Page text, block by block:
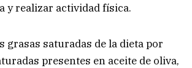
y realizar actividad física.
grasas saturadas de la dieta por
presentes en aceite de oliva,